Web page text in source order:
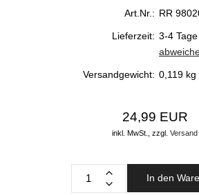
Art.Nr.: RR
Lieferzeit: 3-4 Tage
Versandgewicht: 0,119 kg
24,99 EUR
inkl. MwSt., zzgl. Versand
In den